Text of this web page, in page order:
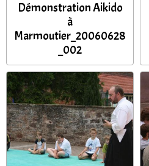
Démonstration Aikido
à
Marmoutier_20060628
_002